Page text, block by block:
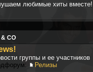
любимые хиты вместе!
& CO
группы и ее участников
Релизы